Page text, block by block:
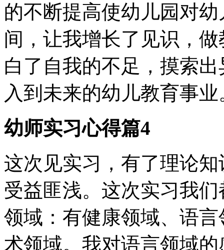
的不断提高使幼儿园对
间，让我增长了见识，
白了自我的不足，摸索
入到未来的幼儿教育事业
幼师实习心得篇4
这次见实习，有了理论
受益匪浅。这次实习我
领域：有健康领域、语
术领域。我对语言领域